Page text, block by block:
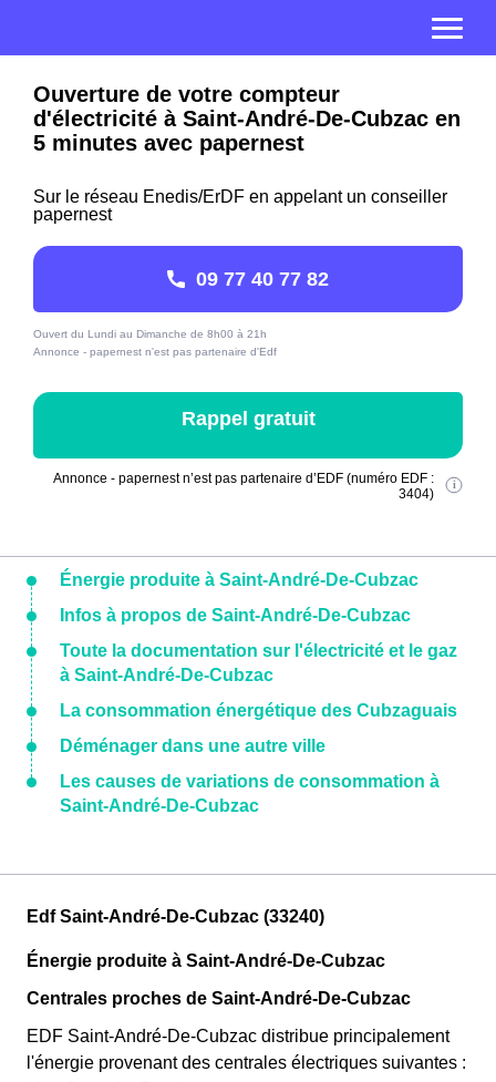
Ouverture de votre compteur
d'électricité à Saint-André-De-Cubzac en
5 minutes avec papernest
Sur le réseau Enedis/ErDF en appelant un conseiller
papernest
09 77 40 77 82
Ouvert du Lundi au Dimanche de 8h00 à 21h
Annonce - papernest n'est pas partenaire d'Edf
Rappel gratuit
Annonce - papernest n’est pas partenaire d’EDF (numéro EDF :
3404)
Énergie produite à Saint-André-De-Cubzac
Infos à propos de Saint-André-De-Cubzac
Toute la documentation sur l'électricité et le gaz
à Saint-André-De-Cubzac
La consommation énergétique des Cubzaguais
Déménager dans une autre ville
Les causes de variations de consommation à
Saint-André-De-Cubzac
Edf Saint-André-De-Cubzac (33240)
Énergie produite à Saint-André-De-Cubzac
Centrales proches de Saint-André-De-Cubzac
EDF Saint-André-De-Cubzac distribue principalement
l'énergie provenant des centrales électriques suivantes :